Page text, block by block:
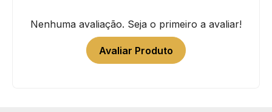
Nenhuma avaliação. Seja o primeiro a avaliar!
Avaliar Produto